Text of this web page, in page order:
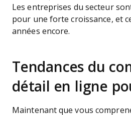
Les entreprises du secteur
pour une forte croissance, et
années encore.
Tendances du
détail en ligne
Maintenant que vous